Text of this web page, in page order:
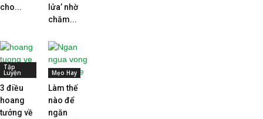
cho...
lửa’ nhờ
chăm...
Tập
Luyện
3 điều
hoang
tưởng về
Mẹo Hay
Làm thế
nào để
ngăn